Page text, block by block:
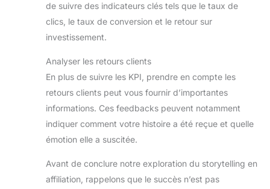
de suivre des indicateurs clés tels que le taux de
clics, le taux de conversion et le retour sur
investissement.
Analyser les retours clients
En plus de suivre les KPI, prendre en compte les
retours clients peut vous fournir d’importantes
informations. Ces feedbacks peuvent notamment
indiquer comment votre histoire a été reçue et quelle
émotion elle a suscitée.
Avant de conclure notre exploration du storytelling en
affiliation, rappelons que le succès n’est pas